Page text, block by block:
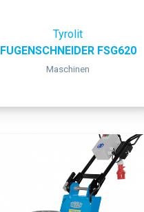
Tyrolit
FUGENSCHNEIDER FSG620
Maschinen